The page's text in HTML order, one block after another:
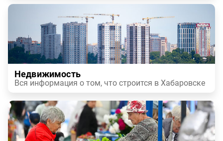
Недвижимость
Вся информация о том, что строится в Хабаровске